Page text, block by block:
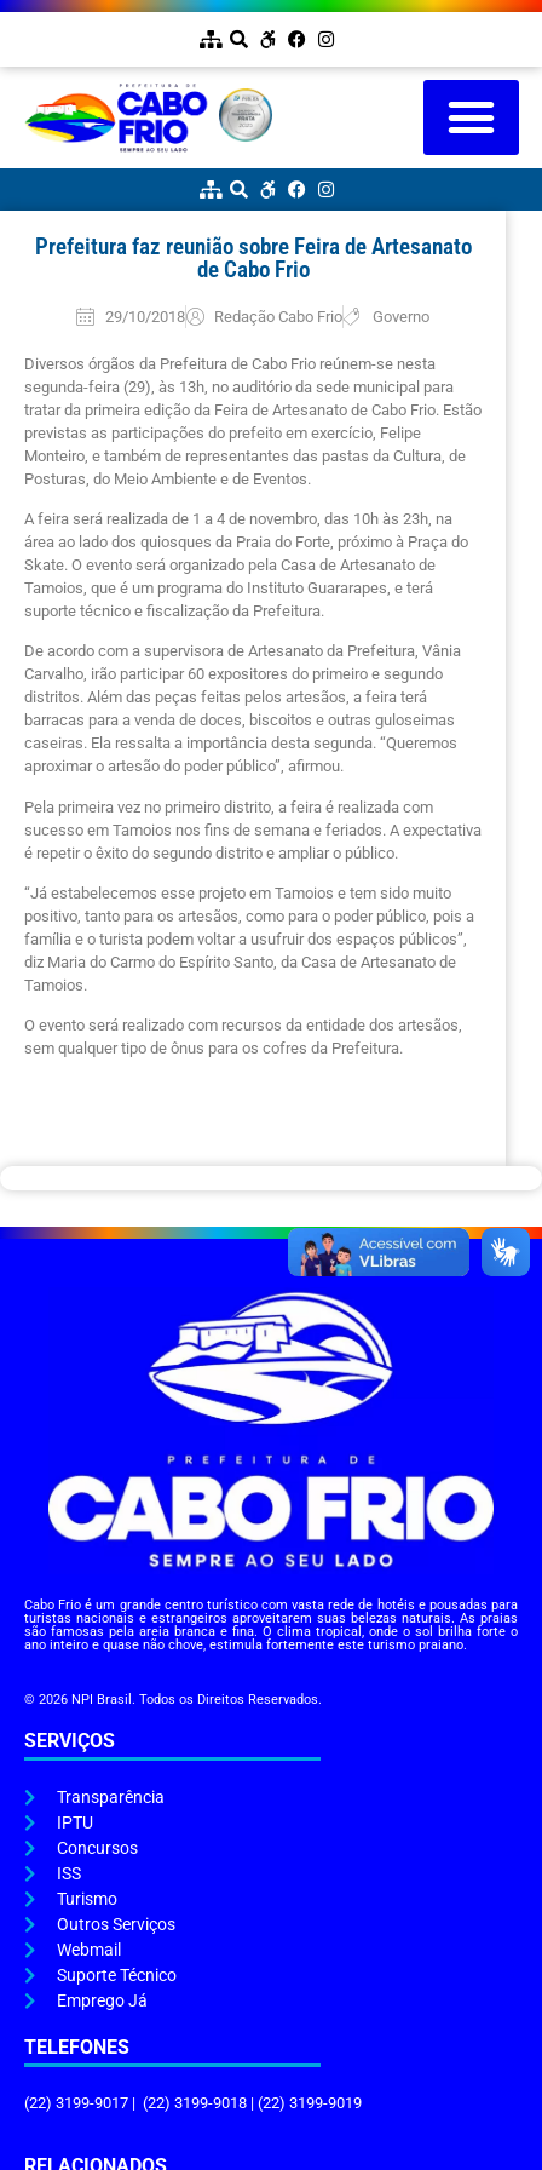
Prefeitura faz reunião sobre Feira de Artesanato
de Cabo Frio
29/10/2018 Redação Cabo Frio Governo
Diversos órgãos da Prefeitura de Cabo Frio reúnem-se nesta
segunda-feira (29), às 13h, no auditório da sede municipal para
tratar da primeira edição da Feira de Artesanato de Cabo Frio. Estão
previstas as participações do prefeito em exercício, Felipe
Monteiro, e também de representantes das pastas da Cultura, de
Posturas, do Meio Ambiente e de Eventos.
A feira será realizada de 1 a 4 de novembro, das 10h às 23h, na
área ao lado dos quiosques da Praia do Forte, próximo à Praça do
Skate. O evento será organizado pela Casa de Artesanato de
Tamoios, que é um programa do Instituto Guararapes, e terá
suporte técnico e fiscalização da Prefeitura.
De acordo com a supervisora de Artesanato da Prefeitura, Vânia
Carvalho, irão participar 60 expositores do primeiro e segundo
distritos. Além das peças feitas pelos artesãos, a feira terá
barracas para a venda de doces, biscoitos e outras guloseimas
caseiras. Ela ressalta a importância desta segunda. “Queremos
aproximar o artesão do poder público”, afirmou.
Pela primeira vez no primeiro distrito, a feira é realizada com
sucesso em Tamoios nos fins de semana e feriados. A expectativa
é repetir o êxito do segundo distrito e ampliar o público.
“Já estabelecemos esse projeto em Tamoios e tem sido muito
positivo, tanto para os artesãos, como para o poder público, pois a
família e o turista podem voltar a usufruir dos espaços públicos”,
diz Maria do Carmo do Espírito Santo, da Casa de Artesanato de
Tamoios.
O evento será realizado com recursos da entidade dos artesãos,
sem qualquer tipo de ônus para os cofres da Prefeitura.
Cabo Frio é um grande centro turístico com vasta rede de hotéis e pousadas para
turistas nacionais e estrangeiros aproveitarem suas belezas naturais. As praias
são famosas pela areia branca e fina. O clima tropical, onde o sol brilha forte o
ano inteiro e quase não chove, estimula fortemente este turismo praiano.
© 2026 NPI Brasil. Todos os Direitos Reservados.
SERVIÇOS
Transparência
IPTU
Concursos
ISS
Turismo
Outros Serviços
Webmail
Suporte Técnico
Emprego Já
TELEFONES
(22) 3199-9017 | (22) 3199-9018 | (22) 3199-9019